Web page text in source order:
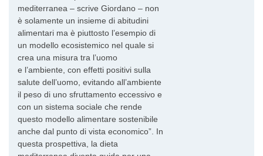
mediterranea – scrive Giordano – non
è solamente un insieme di abitudini
alimentari ma è piuttosto l’esempio di
un modello ecosistemico nel quale si
crea una misura tra l’uomo
e l’ambiente, con effetti positivi sulla
salute dell’uomo, evitando all’ambiente
il peso di uno sfruttamento eccessivo e
con un sistema sociale che rende
questo modello alimentare sostenibile
anche dal punto di vista economico”. In
questa prospettiva, la dieta